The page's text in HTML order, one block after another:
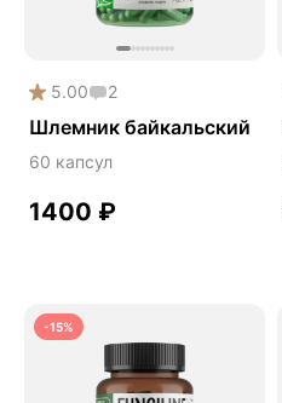
Solution
Акция
Антипаразит
Антистресс
Гинкго билоба
Гормональный баланс
Готу кола
5.00 2
Шлемник байкальский
60 капсул
1400 ₽
-15%